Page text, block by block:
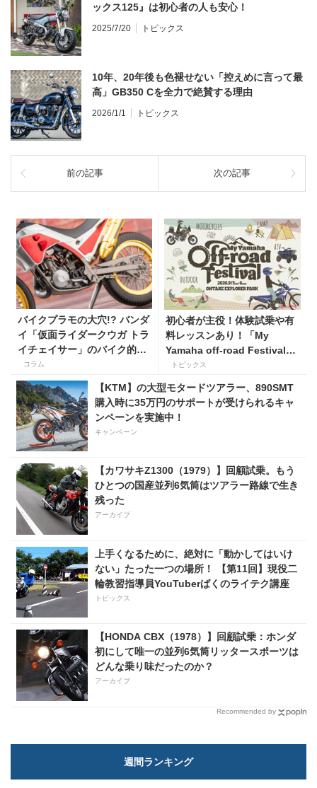
ックス125』は初心者の人も安心！
2025/7/20 トピックス
10年、20年後も色褪せない「控えめに言って最
高」GB350 Cを全力で絶賛する理由
2026/1/1 トピックス
前の記事 次の記事
バイクプラモの大穴!? バンダ
イ「仮面ライダークウガ トラ
イチェイサー」のバイク的メ
カ部分が超リアルだった!
コラム
初心者が主役！体験試乗や有
料レッスンあり！「My
Yamaha off-road Festival」
を9月5日・6日にオンタケエ
施！
トピックス
【KTM】の大型モタードツアラー、890SMT
購入時に35万円のサポートが受けられるキャ
ンペーンを実施中！
キャンペーン
【カワサキZ1300（1979）】回顧試乗。もう
ひとつの国産並列6気筒はツアラー路線で生き
残った
アーカイブ
上手くなるために、絶対に「動かしてはいけ
ない」たった一つの場所！ 【第11回】現役二
輪教習指導員YouTuberばくのライテク講座
トピックス
【HONDA CBX（1978）】回顧試乗：ホンダ
初にして唯一の並列6気筒リッタースポーツは
どんな乗り味だったのか？
アーカイブ
Recommended by
週間ランキング